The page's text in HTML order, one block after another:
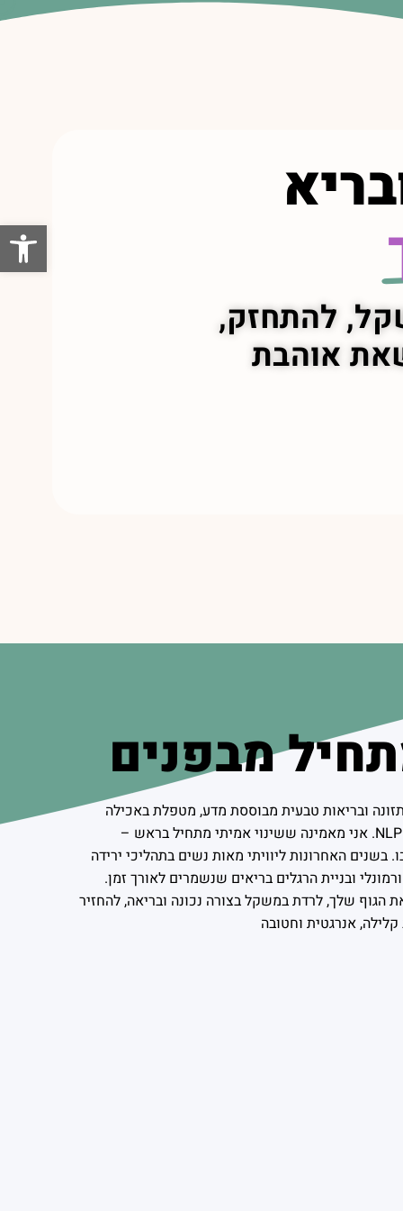
פתח
אוהבת
מבפנים
ובריאות טבעית מבוססת מדע, מטפלת באכילה
רגשית, מאמנת מנטלית מוסמכת, NLP. אני מאמינה ששינוי אמיתי מתחיל בראש –
בשנים האחרונות ליוויתי מאות נשים בתהליכי ירידה
ובניית הרגלים בריאים שנשמרים לאורך זמן.
הגוף שלך, לרדת במשקל בצורה נכונה ובריאה, להחזיר
אנרגטית וחטובה